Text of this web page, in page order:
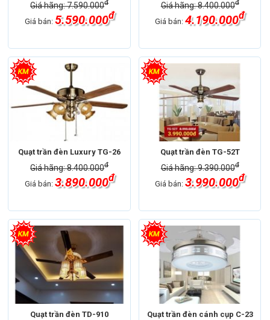
Giá hãng: 7.590.000đ
Giá bán: 5.590.000đ
Giá hãng: 8.400.000đ
Giá bán:4.190.000đ
Quạt trần đèn Luxury TG-26
Giá hãng: 8.400.000đ
Giá bán: 3.890.000đ
Quạt trần đèn TG-52T
Giá hãng: 9.390.000đ
Giá bán:3.990.000đ
Quạt trần đèn TD-910 Quạt trần đèn cánh cụp C-23